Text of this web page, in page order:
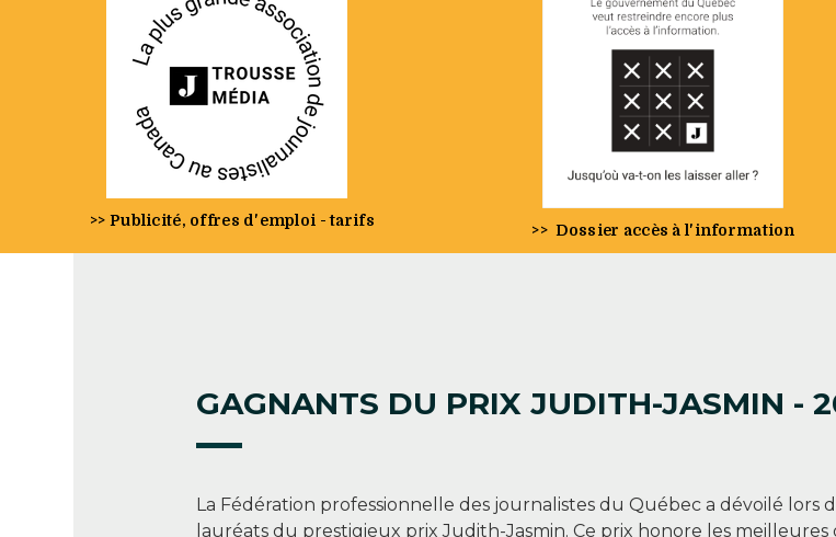
>> Publicité, offres d'emploi - tarifs
>> Dossier accès à l'information
GAGNANTS DU PRIX JUDITH-JASMIN -
La Fédération professionnelle des journalistes du Québec a dévoilé lors
lauréats du prestigieux prix Judith-Jasmin. Ce prix honore les